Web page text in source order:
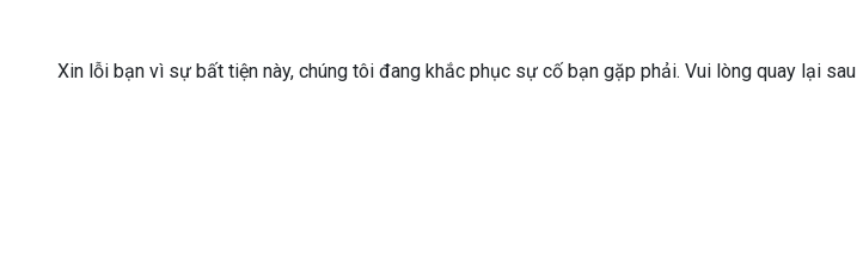
Xin lỗi bạn vì sự bất tiện này, chúng tôi đang khắc phục sự cố bạn gặp phải. Vui lòng quay lại sau